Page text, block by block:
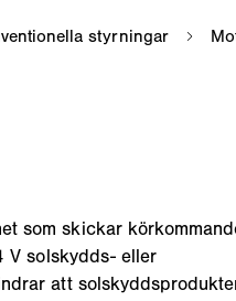
som skickar
V solskydds- eller
att